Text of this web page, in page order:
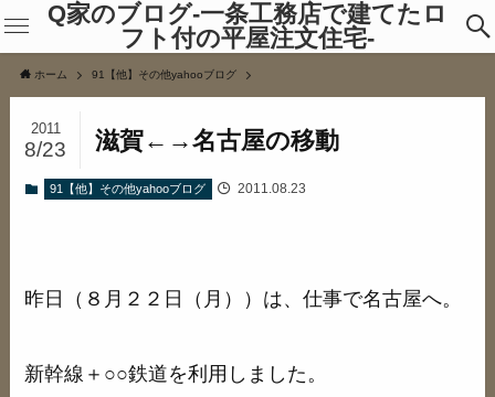
Q家のブログ-一条工務店で建てたロ
フト付の平屋注文住宅-
ホーム 91【他】その他yahooブログ
滋賀←→名古屋の移動
2011
8/23
91【他】その他yahooブログ 2011.08.23
昨日（８月２２日（月））は、仕事で名古屋へ。
新幹線＋○○鉄道を利用しました。